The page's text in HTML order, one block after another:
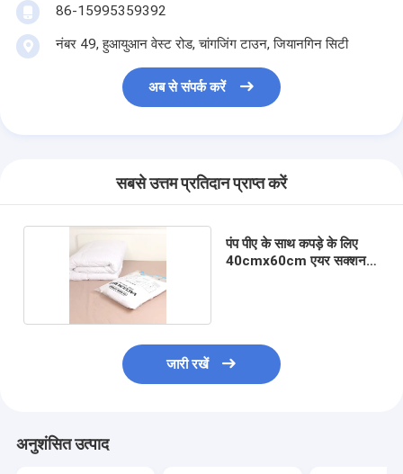
86-15995359392
नंबर 49, हुआयुआन वेस्ट रोड, चांगजिंग टाउन, जियानगिन सिटी
अब से संपर्क करें
सबसे उत्तम प्रतिदान प्राप्त करें
पंप पीए के साथ कपड़े के लिए
40cmx60cm एयर सक्शन
जारी रखें
अनुशंसित उत्पाद